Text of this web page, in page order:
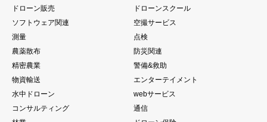
ドローン販売
ドローンスクール
ソフトウェア関連
空撮サービス
測量
点検
農薬散布
防災関連
精密農業
警備&救助
物資輸送
エンターテイメント
水中ドローン
webサービス
コンサルティング
通信